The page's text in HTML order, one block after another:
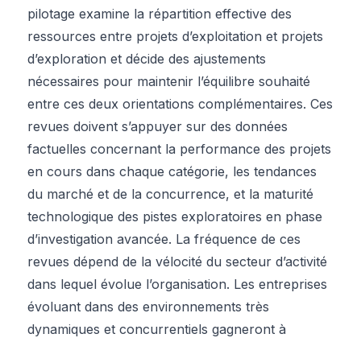
pilotage examine la répartition effective des
ressources entre projets d’exploitation et projets
d’exploration et décide des ajustements
nécessaires pour maintenir l’équilibre souhaité
entre ces deux orientations complémentaires. Ces
revues doivent s’appuyer sur des données
factuelles concernant la performance des projets
en cours dans chaque catégorie, les tendances
du marché et de la concurrence, et la maturité
technologique des pistes exploratoires en phase
d’investigation avancée. La fréquence de ces
revues dépend de la vélocité du secteur d’activité
dans lequel évolue l’organisation. Les entreprises
évoluant dans des environnements très
dynamiques et concurrentiels gagneront à